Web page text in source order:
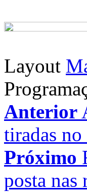
Layout
Anterior
tiradas
Próximo
posta nas